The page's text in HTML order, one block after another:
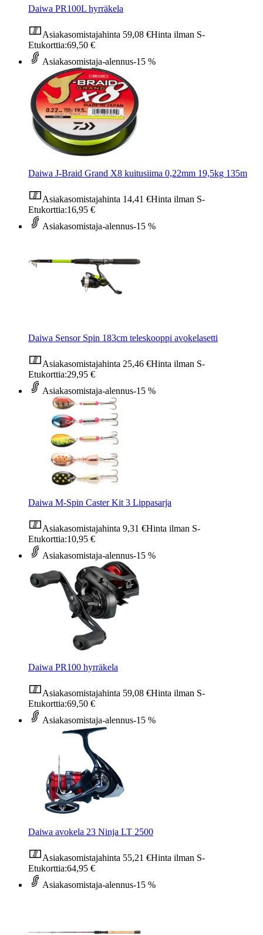
Daiwa PR100L hyrräkela
Asiakasomistajahinta 59,08 €Hinta ilman S-
Etukorttia:69,50 €
Asiakasomistaja-alennus-15 %
Daiwa J-Braid Grand X8 kuitusiima 0,22mm 19,5kg 135m
Asiakasomistajahinta 14,41 €Hinta ilman S-
Etukorttia:16,95 €
Asiakasomistaja-alennus-15 %
Daiwa Sensor Spin 183cm teleskooppi avokelasetti
Asiakasomistajahinta 25,46 €Hinta ilman S-
Etukorttia:29,95 €
Asiakasomistaja-alennus-15 %
Daiwa M-Spin Caster Kit 3 Lippasarja
Asiakasomistajahinta 9,31 €Hinta ilman S-
Etukorttia:10,95 €
Asiakasomistaja-alennus-15 %
Daiwa PR100 hyrräkela
Asiakasomistajahinta 59,08 €Hinta ilman S-
Etukorttia:69,50 €
Asiakasomistaja-alennus-15 %
Daiwa avokela 23 Ninja LT 2500
Asiakasomistajahinta 55,21 €Hinta ilman S-
Etukorttia:64,95 €
Asiakasomistaja-alennus-15 %